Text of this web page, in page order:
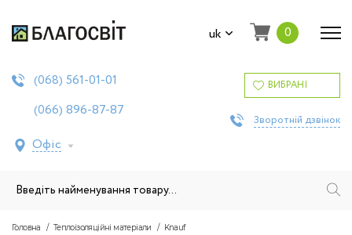
uk 0
(068) 561-01-01
(066) 896-87-87
Офіс
ВИБРАНІ
Зворотній дзвінок
Головна Теплоізоляційні матеріали Knauf